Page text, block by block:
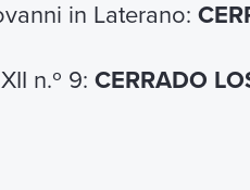
in Laterano:
n.º 9: CERRADO